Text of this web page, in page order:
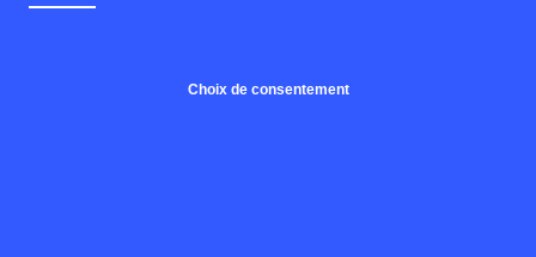
Choix de consentement